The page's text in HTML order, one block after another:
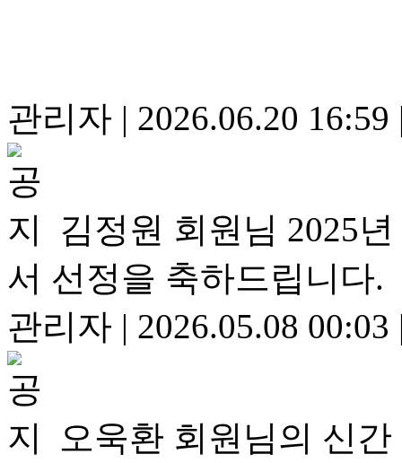
관리자 | 2026.06.20 16:59
김정원 회원님 2025
서 선정을 축하드립니다.
관리자 | 2026.05.08 00:03
오욱환 회원님의 신